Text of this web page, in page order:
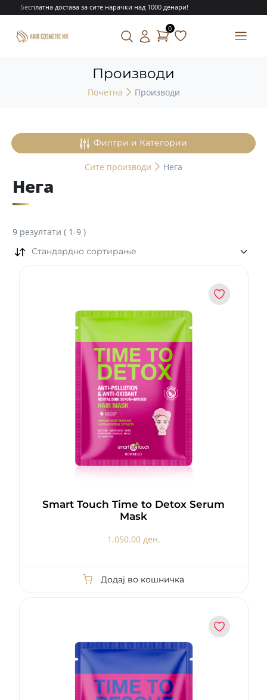
Бесплатна достава за сите нарачки над 1000 денари!
0
Производи
Почетна Производи
Филтри и Категории
Сите производи Нега
Нега
9 резултати ( 1-9 )
Стандардно сортирање
Smart Touch Time to Detox Serum
Mask
1,050.00 ден.
Додај во кошничка